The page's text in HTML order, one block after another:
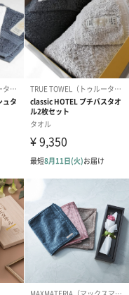
リーティング）
なシーンのメッセージカ
部変更する場合がありま
セージカ
）ピ
【誕生日】
Birthday ホワ
刷なし）（